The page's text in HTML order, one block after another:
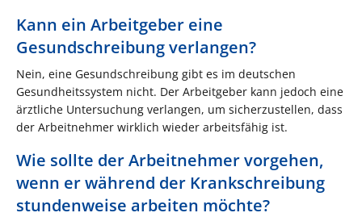
Kann ein Arbeitgeber eine
Gesundschreibung verlangen?
Nein, eine Gesundschreibung gibt es im deutschen
Gesundheitssystem nicht. Der Arbeitgeber kann jedoch eine
ärztliche Untersuchung verlangen, um sicherzustellen, dass
der Arbeitnehmer wirklich wieder arbeitsfähig ist​.
Wie sollte der Arbeitnehmer vorgehen,
wenn er während der Krankschreibung
stundenweise arbeiten möchte?